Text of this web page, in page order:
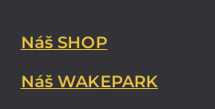
Náš SHOP
Náš WAKEPARK